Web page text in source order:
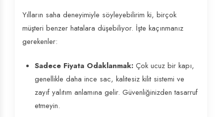
Yılların saha deneyimiyle söyleyebilirim ki, birçok
müşteri benzer hatalara düşebiliyor. İşte kaçınmanız
gerekenler:
Sadece Fiyata Odaklanmak: Çok ucuz bir kapı,
genellikle daha ince sac, kalitesiz kilit sistemi ve
zayıf yalıtım anlamına gelir. Güvenliğinizden tasarruf
etmeyin.